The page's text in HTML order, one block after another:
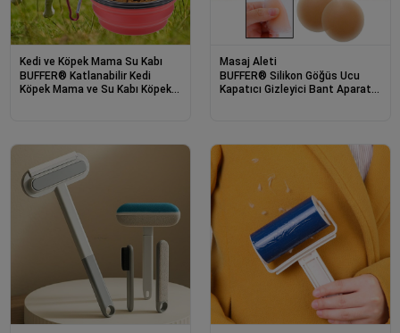
Kedi ve Köpek Mama Su Kabı
BUFFER® Katlanabilir Kedi
Köpek Mama ve Su Kabı Köpek
Masaj Aleti
BUFFER® Silikon Göğüs Ucu
Kapatıcı Gizleyici Bant Aparat